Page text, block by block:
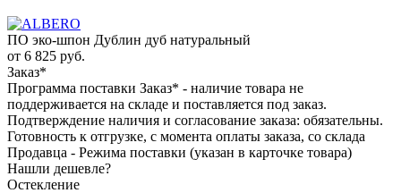
ПО эко-шпон Дублин дуб натуральный
от 6 825 руб.
Заказ*
Программа поставки Заказ* - наличие товара не
поддерживается на складе и поставляется под заказ.
Подтверждение наличия и согласование заказа: обязательны.
Готовность к отгрузке, с момента оплаты заказа, со склада
Продавца - Режима поставки (указан в карточке товара)
Нашли дешевле?
Остекление